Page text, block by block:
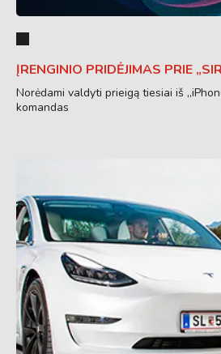
ĮRENGINIO PRIDĖJIMAS PRIE
Norėdami valdyti prieigą tiesiai iš
komandas